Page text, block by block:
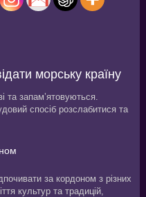
морську країну
та запам’ятовуються.
спосіб розслабитися та
за кордоном з різних
культур та традицій,